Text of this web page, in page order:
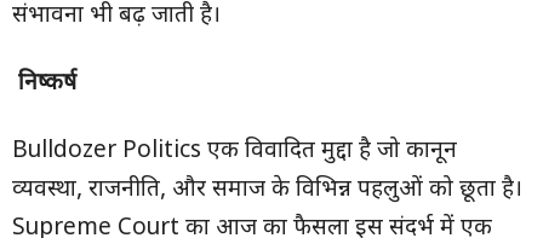
संभावना भी बढ़ जाती है।
निष्कर्ष
Bulldozer Politics एक विवादित मुद्दा है जो कानून
व्यवस्था, राजनीति, और समाज के विभिन्न पहलुओं को छूता है।
Supreme Court का आज का फैसला इस संदर्भ में एक